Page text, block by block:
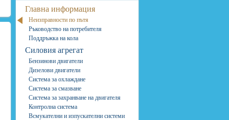
Главна информация
Неизправности по пътя
Ръководство на потребителя
Поддръжка на кола
Силовия агрегат
Бензинови двигатели
Дизелови двигатели
Система за охлаждане
Система за смазване
Система за захранване на двигателя
Контролна система
Всмукателни и изпускателни системи